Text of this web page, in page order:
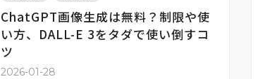
ChatGPT画像生成は無料？制限や使
い方、DALL-E 3をタダで使い倒すコ
ツ
2026-01-28